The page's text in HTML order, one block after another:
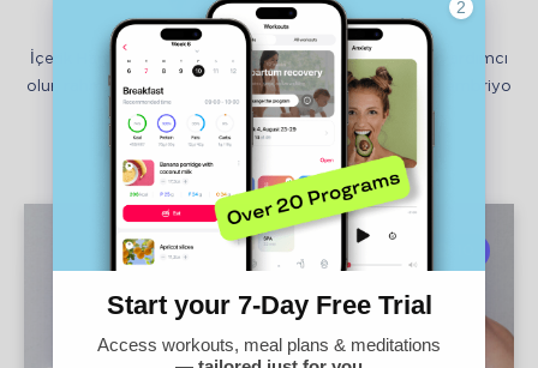
İçerik Hamilelikte progesteron, gebeliği sürdürmeye yardımcı
olur, rahmin iç zarını destekler, kasılmalarını azaltır ve embriyo
ile fetüsün…
Gebelik Kadın Sağlığı